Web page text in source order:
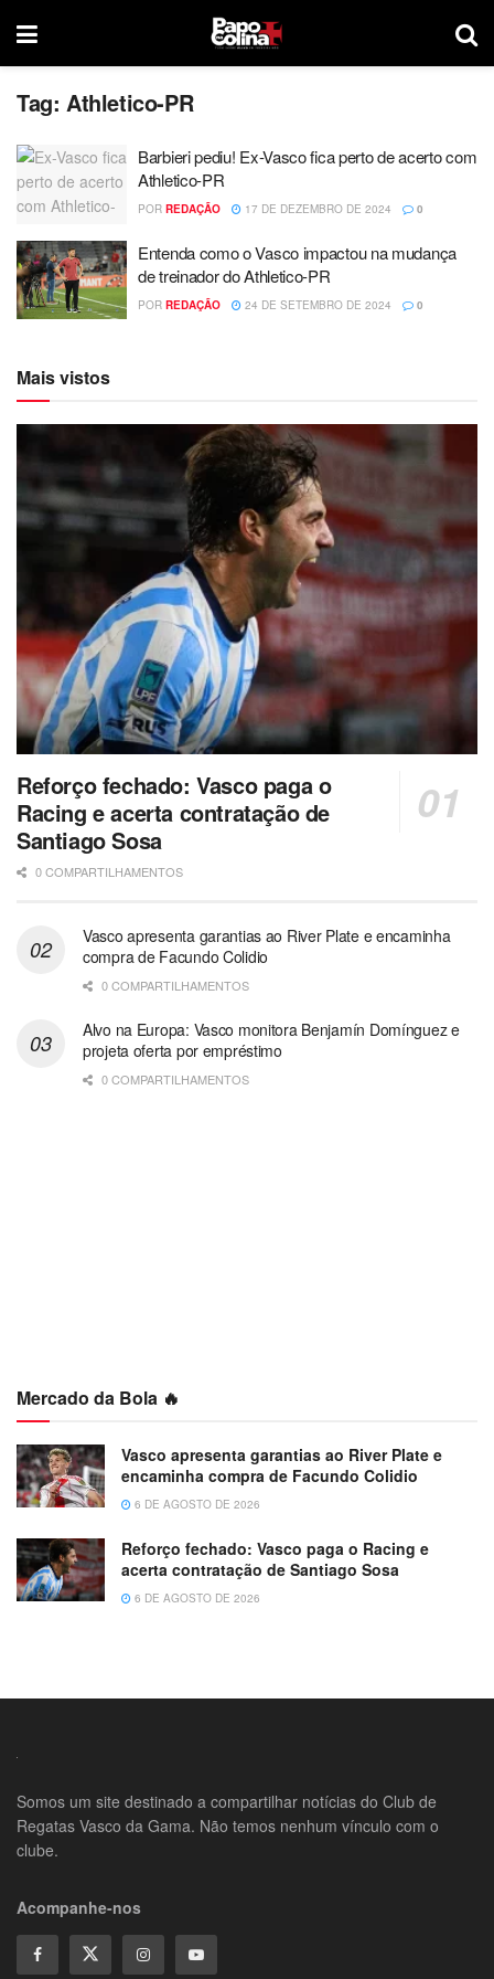
Tag: Athletico-PR
Barbieri pediu! Ex-Vasco fica perto de acerto com
Athletico-PR
POR REDAÇÃO 17 DE DEZEMBRO DE 2024 0
Entenda como o Vasco impactou na mudança
de treinador do Athletico-PR
POR REDAÇÃO 24 DE SETEMBRO DE 2024 0
Mais vistos
Reforço fechado: Vasco paga o
Racing e acerta contratação de
Santiago Sosa
0 COMPARTILHAMENTOS
Vasco apresenta garantias ao River Plate e encaminha
compra de Facundo Colidio
0 COMPARTILHAMENTOS
Alvo na Europa: Vasco monitora Benjamín Domínguez e
projeta oferta por empréstimo
0 COMPARTILHAMENTOS
Mercado da Bola 🔥
Vasco apresenta garantias ao River Plate e
encaminha compra de Facundo Colidio
6 DE AGOSTO DE 2026
Reforço fechado: Vasco paga o Racing e
acerta contratação de Santiago Sosa
6 DE AGOSTO DE 2026
Somos um site destinado a compartilhar notícias do Club de
Regatas Vasco da Gama. Não temos nenhum vínculo com o
clube.
Acompanhe-nos